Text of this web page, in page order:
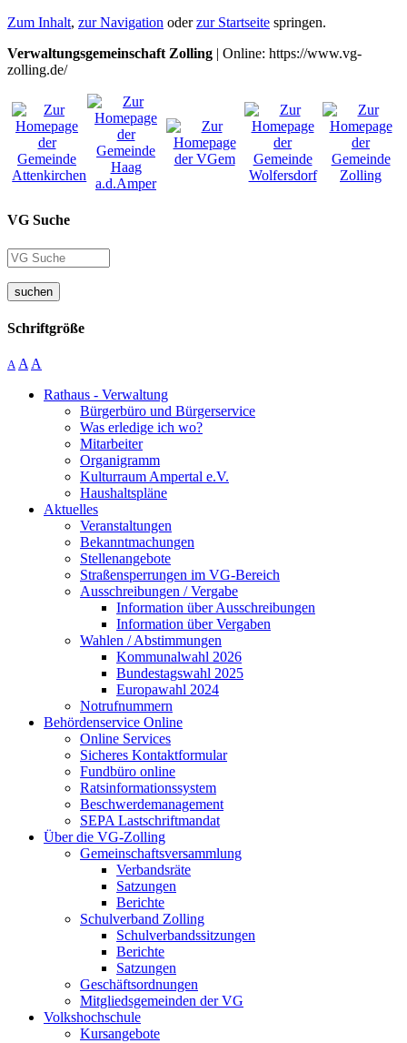
Zum Inhalt, zur Navigation oderzur Startseite springen.
Verwaltungsgemeinschaft Zolling | Online: https://www.vg-
zolling.de/
VG Suche
suchen
Schriftgröße
A A A
Rathaus - Verwaltung
Bürgerbüro und Bürgerservice
Was erledige ich wo?
Mitarbeiter
Organigramm
Kulturraum Ampertal e.V.
Haushaltspläne
Aktuelles
Veranstaltungen
Bekanntmachungen
Stellenangebote
Straßensperrungen im VG-Bereich
Ausschreibungen / Vergabe
Information über Ausschreibungen
Information über Vergaben
Wahlen / Abstimmungen
Kommunalwahl 2026
Bundestagswahl 2025
Europawahl 2024
Notrufnummern
Behördenservice Online
Online Services
Sicheres Kontaktformular
Fundbüro online
Ratsinformationssystem
Beschwerdemanagement
SEPA Lastschriftmandat
Über die VG-Zolling
Gemeinschaftsversammlung
Verbandsräte
Satzungen
Berichte
Schulverband Zolling
Schulverbandssitzungen
Berichte
Satzungen
Geschäftsordnungen
Mitgliedsgemeinden der VG
Volkshochschule
Kursangebote